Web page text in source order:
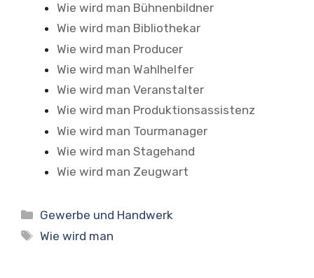
Wie wird man Bühnenbildner
Wie wird man Bibliothekar
Wie wird man Producer
Wie wird man Wahlhelfer
Wie wird man Veranstalter
Wie wird man Produktionsassistenz
Wie wird man Tourmanager
Wie wird man Stagehand
Wie wird man Zeugwart
Kategorien
Gewerbe und Handwerk
Schlagwörter
Wie wird man